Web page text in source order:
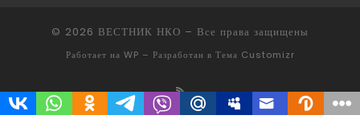
© 2026 ВЕСТНИК НКО – Все права защищены
Работает на WP – Разработан в Тема Customizr